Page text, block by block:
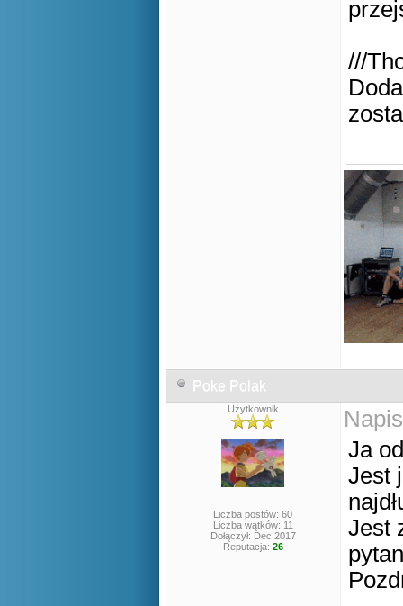
///
Poke Polak
Użytkownik
Liczba postów: 60
Liczba wątków: 11
Dołączył: Dec 2017
Reputacja: 26
Ja
Jest
Jest